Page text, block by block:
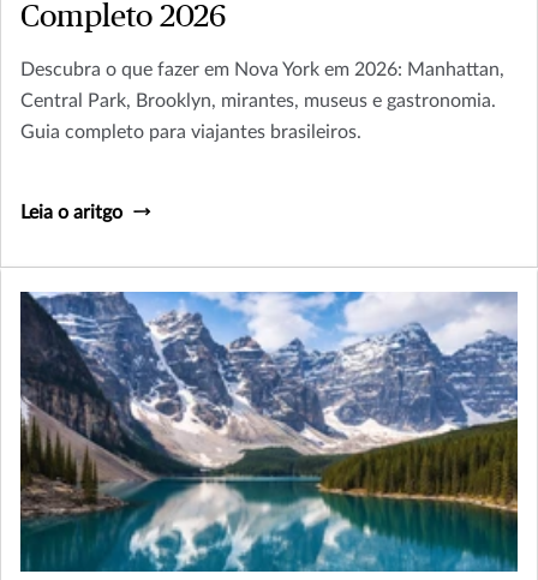
Completo 2026
Descubra o que fazer em Nova York em 2026: Manhattan,
Central Park, Brooklyn, mirantes, museus e gastronomia.
Guia completo para viajantes brasileiros.
Leia o aritgo